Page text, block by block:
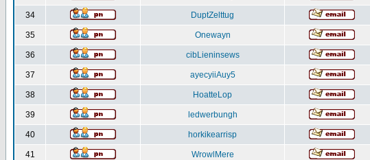
34 DuptZelttug
35 Onewayn
36 cibLieninsews
37 ayecyiiAuy5
38 HoatteLop
39 ledwerbungh
40 horkikearrisp
41 WrowlMere